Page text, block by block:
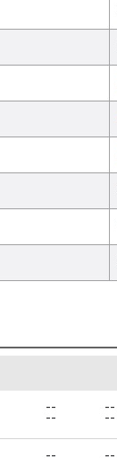
--
--
--
--
-- --